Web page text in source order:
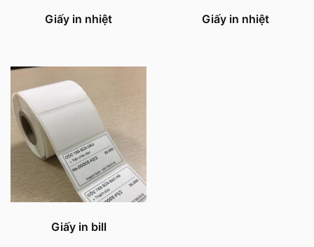
Giấy in nhiệt Giấy in nhiệt
Giấy in bill